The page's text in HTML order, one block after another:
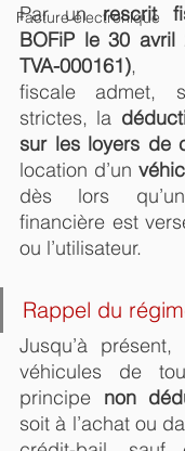
Facture électronique
Par un rescrit
BOFiP le 30 avril
TVA-000161),
fiscale admet,
strictes, la
sur les loyers de
location d’un
dès lors
financière est
ou l’utilisateur.
Rappel du
Jusqu’à
véhicules de
principe non
soit à l’achat ou